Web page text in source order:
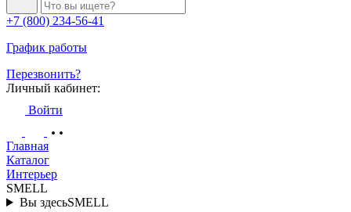
+7 (800) 234-56-41
График работы
Перезвонить?
Личный кабинет:
Войти
Главная
Каталог
Интерьер
SMELL
Вы здесьSMELL